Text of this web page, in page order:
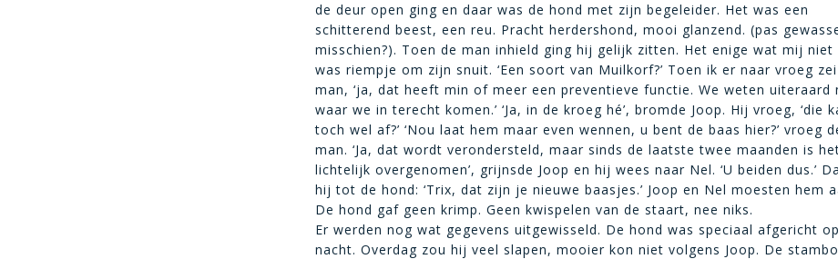
de deur open ging en daar was de hond met zijn begeleider. Het was een
schitterend beest, een reu. Pracht herdershond, mooi glanzend. (pas
misschien?). Toen de man inhield ging hij gelijk zitten. Het enige wat mij niet
was riempje om zijn snuit. ‘Een soort van Muilkorf?’ Toen ik er naar vroeg
man, ‘ja, dat heeft min of meer een preventieve functie. We weten uiteraard
waar we in terecht komen.’ ‘Ja, in de kroeg hé’, bromde Joop. Hij vroeg, ‘die
toch wel af?’ ‘Nou laat hem maar even wennen, u bent de baas hier?’ vroeg
man. ‘Ja, dat wordt verondersteld, maar sinds de laatste twee maanden is
lichtelijk overgenomen’, grijnsde Joop en hij wees naar Nel. ‘U beiden dus.’
hij tot de hond: ‘Trix, dat zijn je nieuwe baasjes.’ Joop en Nel moesten hem
De hond gaf geen krimp. Geen kwispelen van de staart, nee niks.
Er werden nog wat gegevens uitgewisseld. De hond was speciaal afgericht
nacht. Overdag zou hij veel slapen, mooier kon niet volgens Joop. De